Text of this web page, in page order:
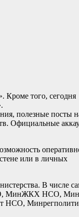
Кроме того, сегодня
полезные посты
Официальные
или в личных
В числе
МинЖКХ НСО,